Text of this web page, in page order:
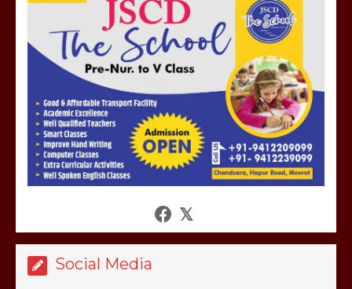
Social Media
मेरठ सुराजकुंड शमशान घाट में चिता से अस्थि
उठाकर खाते कुत्ते का वीडियो इंटरनेट पर जमकर
हो रहा वायरल
March 6, 2025
होलिका रखने पर लात मार कर होलिका को किया
गलोच ,कहा अगर रखी गई होली तो होगा खून